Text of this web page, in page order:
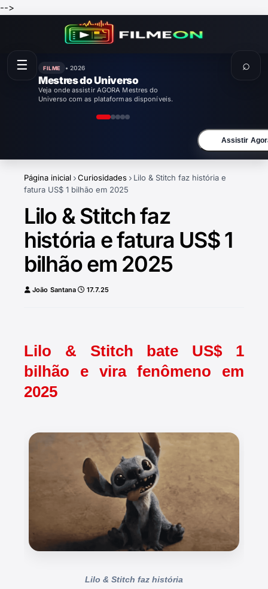
-->
FILME • 2026
Enola Holmes 3
Veja onde assistir AGORA Enola Holmes 3
com as plataformas disponíveis.
Assistir
Página inicial Curiosidades
Lilo & Stitch faz história e
fatura US$ 1 bilhão em 2025
Lilo & Stitch faz
história e fatura US$ 1
bilhão em 2025
João Santana 17.7.25
Lilo & Stitch bate US$ 1
bilhão e vira fenômeno em
2025
Lilo & Stitch faz história
☰ ⌕